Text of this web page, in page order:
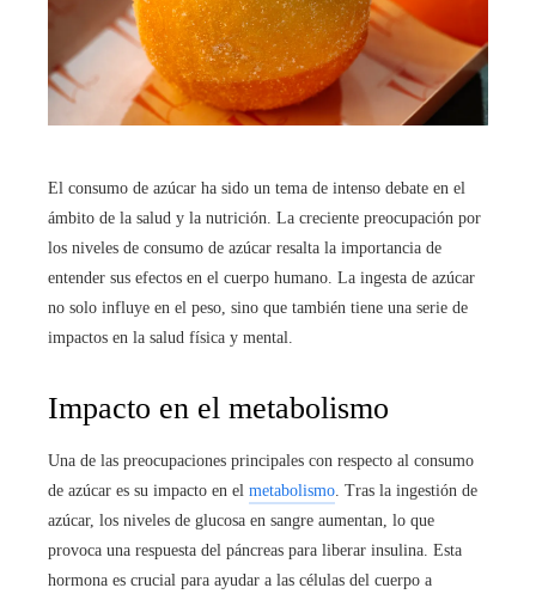
El consumo de azúcar ha sido un tema de intenso debate en el
ámbito de la salud y la nutrición. La creciente preocupación por
los niveles de consumo de azúcar resalta la importancia de
entender sus efectos en el cuerpo humano. La ingesta de azúcar
no solo influye en el peso, sino que también tiene una serie de
impactos en la salud física y mental.
Impacto en el metabolismo
Una de las preocupaciones principales con respecto al consumo
de azúcar es su impacto en el metabolismo. Tras la ingestión de
azúcar, los niveles de glucosa en sangre aumentan, lo que
provoca una respuesta del páncreas para liberar insulina. Esta
hormona es crucial para ayudar a las células del cuerpo a